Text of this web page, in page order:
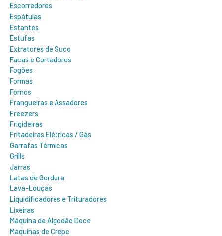
Escorredores
Espátulas
Estantes
Estufas
Extratores de Suco
Facas e Cortadores
Fogões
Formas
Fornos
Frangueiras e Assadores
Freezers
Frigideiras
Fritadeiras Elétricas / Gás
Garrafas Térmicas
Grills
Jarras
Latas de Gordura
Lava-Louças
Liquidificadores e Trituradores
Lixeiras
Máquina de Algodão Doce
Máquinas de Crepe